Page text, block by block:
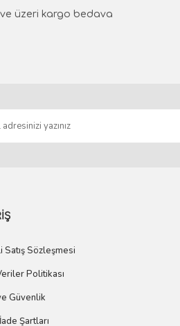
Kulp
ve üzeri kargo bedava
Satış Sözleşmesi
Politikası
Güvenlik
Şartları